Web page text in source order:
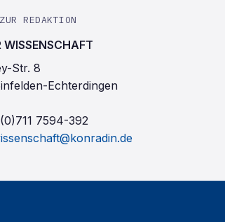
REDAKTION
WISSENSCHAFT
Str. 8
Echterdingen
7594-392